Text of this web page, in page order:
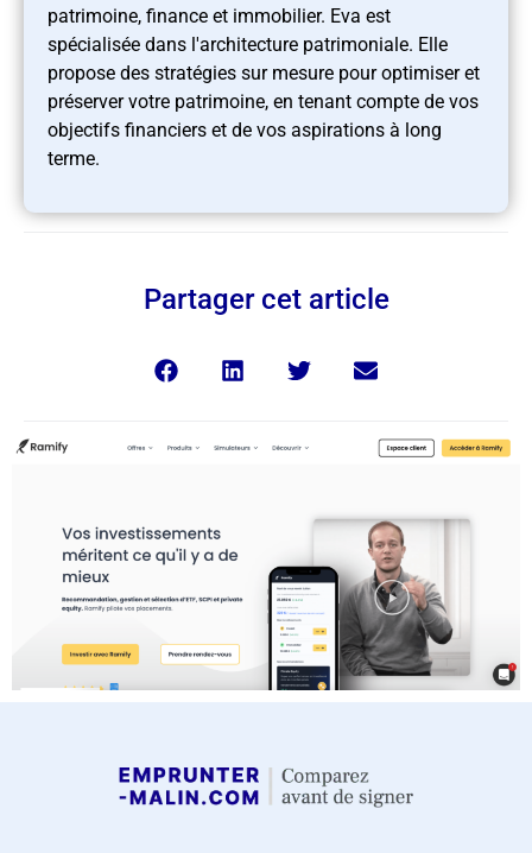
patrimoine, finance et immobilier. Eva est
spécialisée dans l'architecture patrimoniale. Elle
propose des stratégies sur mesure pour optimiser et
préserver votre patrimoine, en tenant compte de vos
objectifs financiers et de vos aspirations à long
terme.
Partager cet article